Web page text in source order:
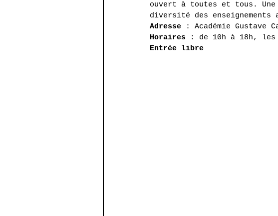
ouvert à toutes et tous.
diversité des
Adresse : Académie Gustave
Horaires : de 10h à 18h,
Entrée libre